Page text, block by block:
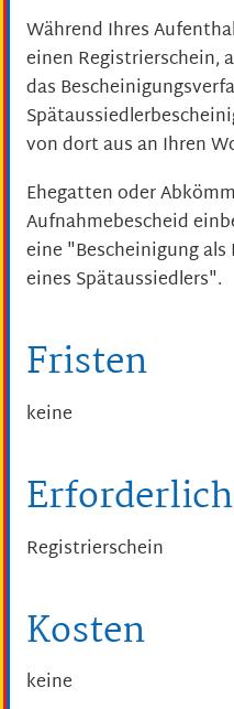
Während Ihres
einen Registrierschein,
das
von dort aus an Ihren
Ehegatten oder
Aufnahmebescheid
eine "Bescheinigung
eines Spätaussiedlers".
Fristen
keine
Registrierschein
Kosten
keine